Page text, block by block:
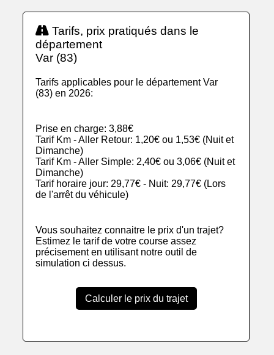
Tarifs, prix pratiqués dans le
département
Var (83)
Tarifs applicables pour le département Var
(83) en 2026:
Prise en charge: 3,88€
Tarif Km - Aller Retour: 1,20€ ou 1,53€ (Nuit et
Dimanche)
Tarif Km - Aller Simple: 2,40€ ou 3,06€ (Nuit et
Dimanche)
Tarif horaire jour: 29,77€ - Nuit: 29,77€ (Lors
de l'arrêt du véhicule)
Vous souhaitez connaitre le prix d'un trajet?
Estimez le tarif de votre course assez
précisement en utilisant notre outil de
simulation ci dessus.
Calculer le prix du trajet